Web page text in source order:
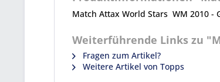
Match Attax World Stars WM 2010 -
Weiterführende Links zu
Fragen zum Artikel?
Weitere Artikel von Topps